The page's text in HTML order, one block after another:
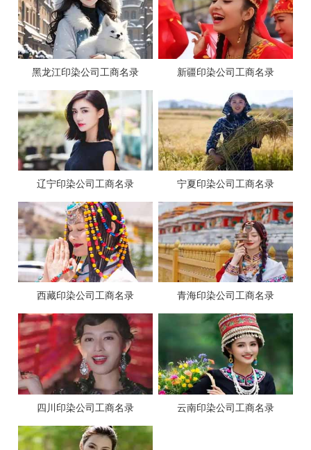
黑龙江印染公司工商名录 新疆印染公司工商名录
辽宁印染公司工商名录 宁夏印染公司工商名录
西藏印染公司工商名录 青海印染公司工商名录
四川印染公司工商名录 云南印染公司工商名录